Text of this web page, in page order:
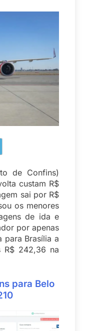
de Confins)
custam R$
sai por R$
os menores
de ida e
por apenas
para Brasília a
R$ 242,36 na
para Belo